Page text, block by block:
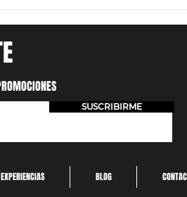
SUSCRIBIRME
EXPERIENCIAS BLOG